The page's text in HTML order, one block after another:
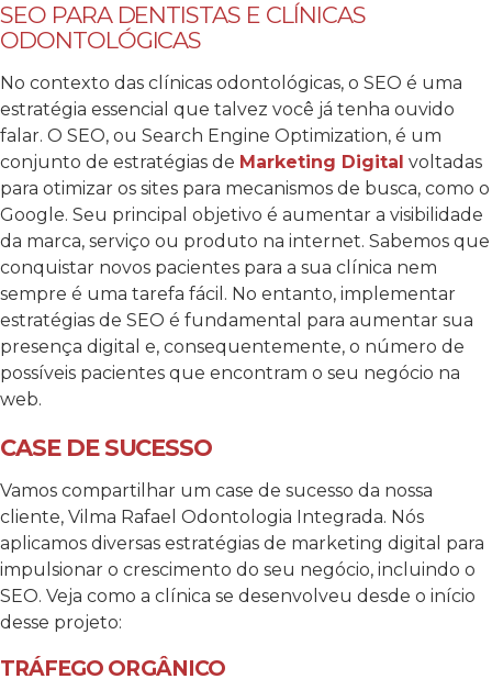
SEO PARA DENTISTAS E CLÍNICAS
ODONTOLÓGICAS
No contexto das clínicas odontológicas, o SEO é uma
estratégia essencial que talvez você já tenha ouvido
falar. O SEO, ou Search Engine Optimization, é um
conjunto de estratégias de Marketing Digital voltadas
para otimizar os sites para mecanismos de busca, como o
Google. Seu principal objetivo é aumentar a visibilidade
da marca, serviço ou produto na internet. Sabemos que
conquistar novos pacientes para a sua clínica nem
sempre é uma tarefa fácil. No entanto, implementar
estratégias de SEO é fundamental para aumentar sua
presença digital e, consequentemente, o número de
possíveis pacientes que encontram o seu negócio na
web.
CASE DE SUCESSO
Vamos compartilhar um case de sucesso da nossa
cliente, Vilma Rafael Odontologia Integrada. Nós
aplicamos diversas estratégias de marketing digital para
impulsionar o crescimento do seu negócio, incluindo o
SEO. Veja como a clínica se desenvolveu desde o início
desse projeto:
TRÁFEGO ORGÂNICO